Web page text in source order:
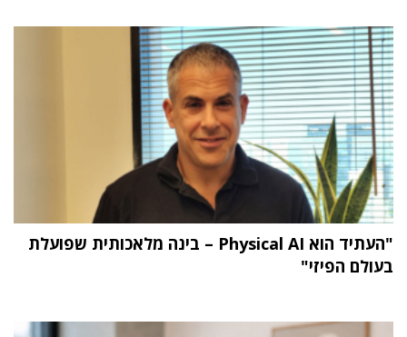
"העתיד הוא Physical AI – בינה מלאכותית שפועלת
בעולם הפיזי"